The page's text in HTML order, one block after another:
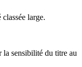
large.
la sensibilité du titre au